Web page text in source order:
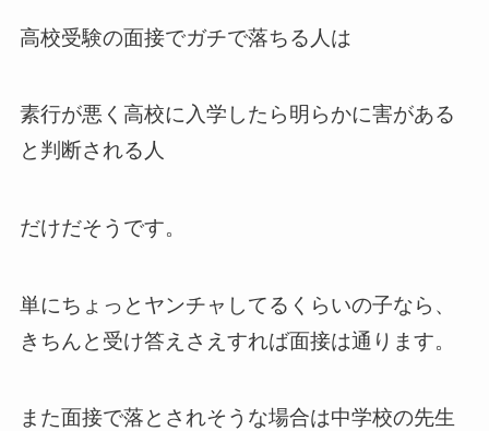
高校受験の面接でガチで落ちる人は
素行が悪く高校に入学したら明らかに害がある
と判断される人
だけだそうです。
単にちょっとヤンチャしてるくらいの子なら、
きちんと受け答えさえすれば面接は通ります。
また面接で落とされそうな場合は中学校の先生